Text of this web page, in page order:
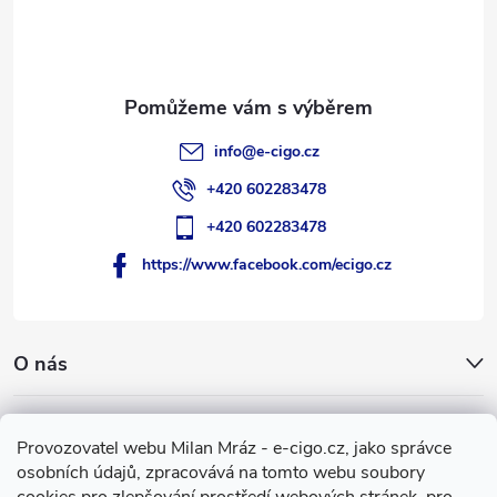
Provozovatel webu Milan Mráz - e-cigo.cz, jako správce
osobních údajů, zpracovává na tomto webu soubory
O nás
Facebook
info@e-cigo.cz
+420 602283478
+420 602283478
https://www.facebook.com/ecigo.cz